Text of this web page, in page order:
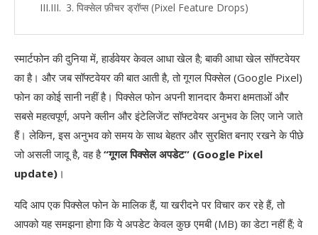
3. पिक्सेल फ़ीचर ड्रॉप्स (Pixel Feature Drops)
4. गूगल प्ले सिस्टम अपडेट (Google Play System
Updates)
गूगल का 7 साल का अपडेट वादा: एक गेम चेंजर
नवीनतम गूगल पिक्सेल अपडेट में क्या नया है? (Recent
Trends)
अपने गूगल पिक्सेल को अपडेट कैसे करें? (How to
update your Google Pixel?)
अपडेट के बाद समस्याएं? (Problems after
update?)
स्मार्टफोन की दुनिया में, हार्डवेयर केवल आधा खेल है; बाकी आधा खेल सॉफ्टवेयर
का है। और जब सॉफ्टवेयर की बात आती है, तो गूगल पिक्सेल (Google Pixel)
फोन का कोई सानी नहीं है। पिक्सेल फोन अपनी शानदार कैमरा क्षमताओं और
सबसे महत्वपूर्ण, अपने क्लीन और इंटेलिजेंट सॉफ्टवेयर अनुभव के लिए जाने जाते
हैं। लेकिन, इस अनुभव को समय के साथ बेहतर और सुरक्षित बनाए रखने के पीछे
जो असली जादू है, वह है“गूगल पिक्सेल अपडेट” (Google Pixel
update) ।
यदि आप एक पिक्सेल फोन के मालिक हैं, या खरीदने पर विचार कर रहे हैं, तो
आपको यह समझना होगा कि ये अपडेट केवल कुछ एमबी (MB) का डेटा नहीं हैं; वे